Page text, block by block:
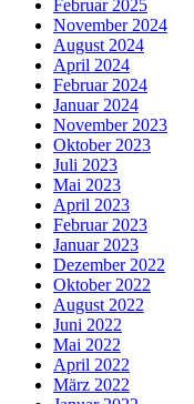
Februar 2025
November 2024
August 2024
April 2024
Februar 2024
Januar 2024
November 2023
Oktober 2023
Juli 2023
Mai 2023
April 2023
Februar 2023
Januar 2023
Dezember 2022
Oktober 2022
August 2022
Juni 2022
Mai 2022
April 2022
März 2022